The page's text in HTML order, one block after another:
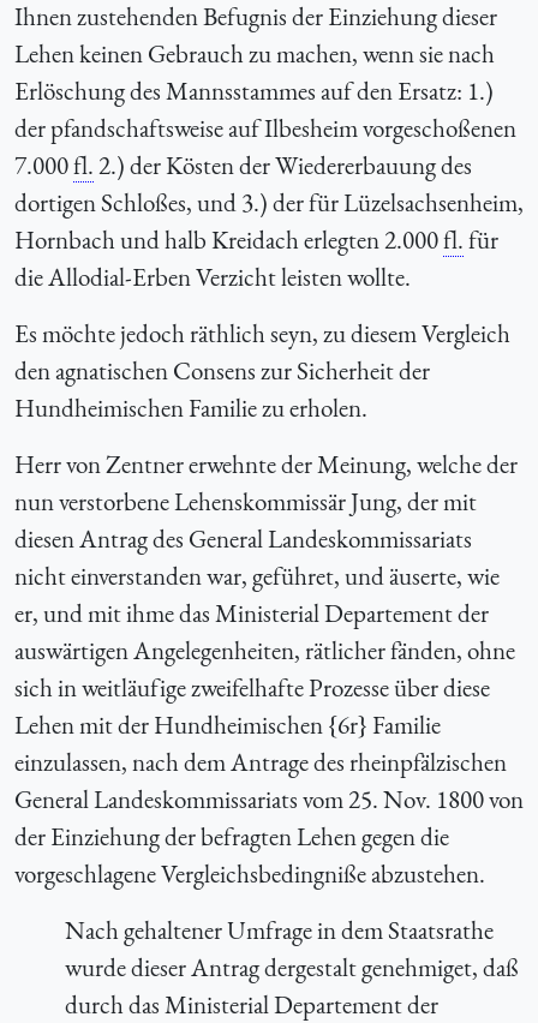
Ihnen zustehenden Befugnis der Einziehung dieser
Lehen keinen Gebrauch zu machen, wenn sie nach
Erlöschung des Mannsstammes auf den Ersatz: 1.)
der pfandschaftsweise auf Ilbesheim vorgeschoßenen
7.000fl.2.) der Kösten der Wiedererbauung des
dortigen Schloßes, und 3.) der für Lüzelsachsenheim,
Hornbach und halb Kreidach erlegten 2.000fl.für
die Allodial-Erben Verzicht leisten wollte.
Es möchte jedoch räthlich seyn, zu diesem Vergleich
den agnatischen Consens zur Sicherheit der
Hundheimischen Familie zu erholen.
Herr von Zentner erwehnte der Meinung, welche der
nun verstorbene Lehenskommissär Jung, der mit
diesen Antrag des General Landeskommissariats
nicht einverstanden war, geführet, und äuserte, wie
er, und mit ihme das Ministerial Departement der
auswärtigen Angelegenheiten, rätlicher fänden, ohne
sich in weitläufige zweifelhafte Prozesse über diese
Lehen mit der Hundheimischen {6r} Familie
einzulassen, nach dem Antrage des rheinpfälzischen
General Landeskommissariats vom 25. Nov. 1800 von
der Einziehung der befragten Lehen gegen die
vorgeschlagene Vergleichsbedingniße abzustehen.
Nach gehaltener Umfrage in dem Staatsrathe
wurde dieser Antrag dergestalt genehmiget, daß
durch das Ministerial Departement der